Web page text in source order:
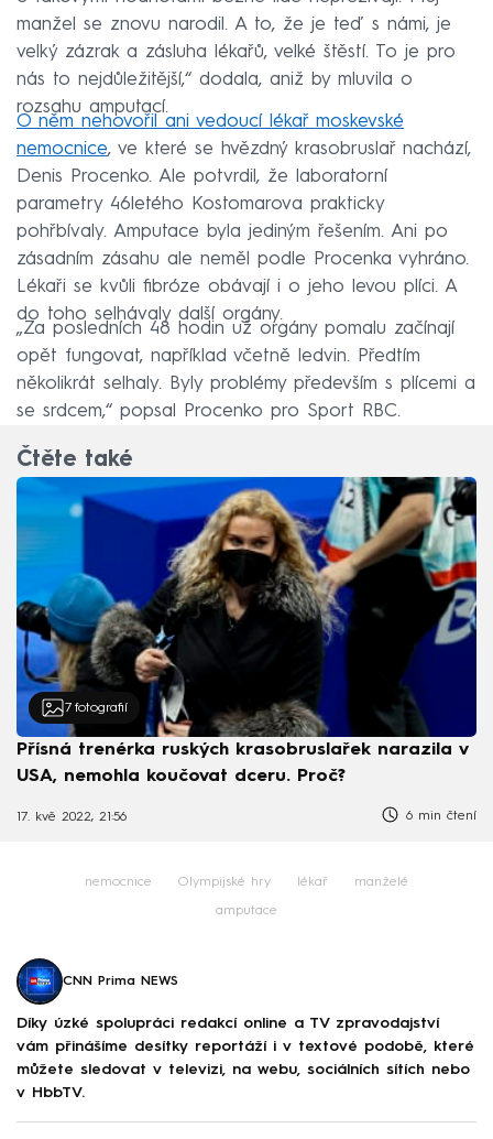
manžel se znovu narodil. A to, že je teď s námi, je
velký zázrak a zásluha lékařů, velké štěstí. To je pro
nás to nejdůležitější,“ dodala, aniž by mluvila o
rozsahu amputací.
O něm nehovořil ani vedoucí lékař moskevské
nemocnice, ve které se hvězdný krasobruslař nachází,
Denis Procenko. Ale potvrdil, že laboratorní
parametry 46letého Kostomarova prakticky
pohřbívaly. Amputace byla jediným řešením. Ani po
zásadním zásahu ale neměl podle Procenka vyhráno.
Lékaři se kvůli fibróze obávají i o jeho levou plíci. A
do toho selhávaly další orgány.
„Za posledních 48 hodin už orgány pomalu začínají
opět fungovat, například včetně ledvin. Předtím
několikrát selhaly. Byly problémy především s plícemi a
se srdcem,“ popsal Procenko pro Sport RBC.
Čtěte také
7 fotografií
Přísná trenérka ruských krasobruslařek narazila v
USA, nemohla koučovat dceru. Proč?
17. kvě 2022, 21:56 6 min čtení
nemocnice Olympijské hry lékař manželé
amputace
CNN Prima NEWS
Díky úzké spolupráci redakcí online a TV zpravodajství
vám přinášíme desítky reportáží i v textové podobě, které
můžete sledovat v televizi, na webu, sociálních sítích nebo
v HbbTV.